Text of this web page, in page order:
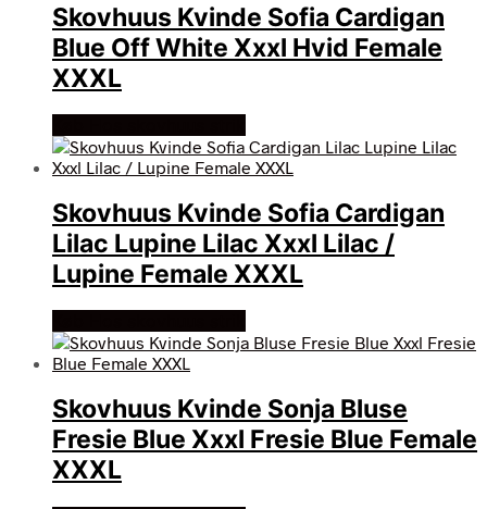
Skovhuus Kvinde Sofia Cardigan
Blue Off White Xxxl Hvid Female
XXXL
Skovhuus Kvinde Sofia Cardigan
Lilac Lupine Lilac Xxxl Lilac /
Lupine Female XXXL
Skovhuus Kvinde Sonja Bluse
Fresie Blue Xxxl Fresie Blue Female
XXXL